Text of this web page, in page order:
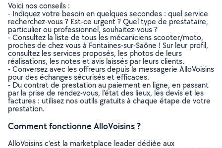
Voici nos conseils :
- Indiquez votre besoin en quelques secondes : quel service
recherchez-vous ? Est-ce urgent ? Quel type de prestataire,
particulier ou professionnel, souhaitez-vous ?
- Consultez la liste de tous les mécaniciens scooter/moto,
proches de chez vous à Fontaines-sur-Saône ! Sur leur profil,
consultez les services proposés, les photos de leurs
réalisations, les notes et avis laissés par leurs clients.
- Conversez avec les offreurs depuis la messagerie AlloVoisins
pour des échanges sécurisés et efficaces.
- Du contrat de prestation au paiement en ligne, en passant
par la prise de rendez-vous, l’état des lieux, les devis et les
factures : utilisez nos outils gratuits à chaque étape de votre
prestation.
Comment fonctionne AlloVoisins ?
AlloVoisins c’est la marketplace leader dédiée aux